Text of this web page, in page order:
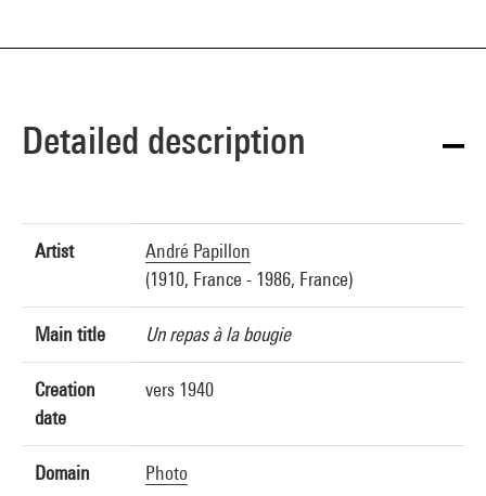
Detailed description
Artist
André Papillon
(1910, France - 1986, France)
Main title Un repas à la bougie
Creation
date
vers 1940
Domain Photo